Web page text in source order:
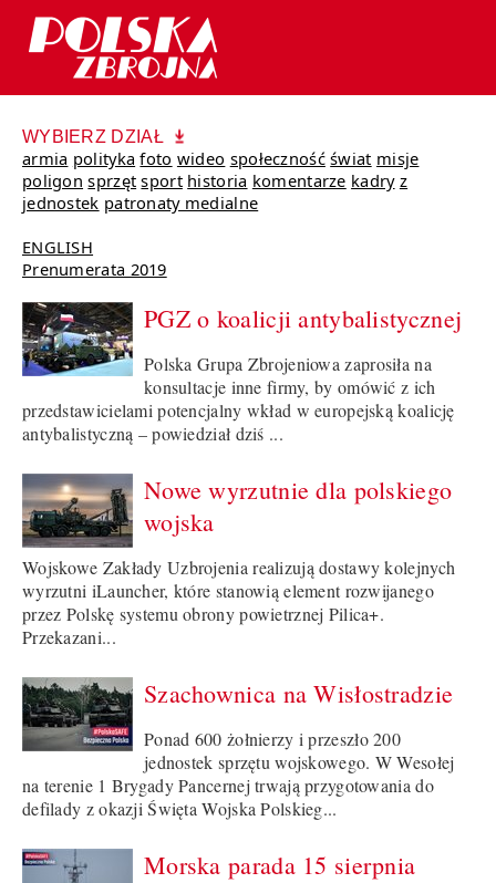
WYBIERZ DZIAŁ
armia polityka foto wideo społeczność świat misje
poligon sprzęt sport historia komentarze kadry z
jednostek patronaty medialne
ENGLISH
Prenumerata 2019
PGZ o koalicji antybalistycznej
Polska Grupa Zbrojeniowa zaprosiła na
konsultacje inne firmy, by omówić z ich
przedstawicielami potencjalny wkład w europejską koalicję
antybalistyczną – powiedział dziś ...
Nowe wyrzutnie dla polskiego
wojska
Wojskowe Zakłady Uzbrojenia realizują dostawy kolejnych
wyrzutni iLauncher, które stanowią element rozwijanego
przez Polskę systemu obrony powietrznej Pilica+.
Przekazani...
Szachownica na Wisłostradzie
Ponad 600 żołnierzy i przeszło 200
jednostek sprzętu wojskowego. W Wesołej
na terenie 1 Brygady Pancernej trwają przygotowania do
defilady z okazji Święta Wojska Polskieg...
Morska parada 15 sierpnia